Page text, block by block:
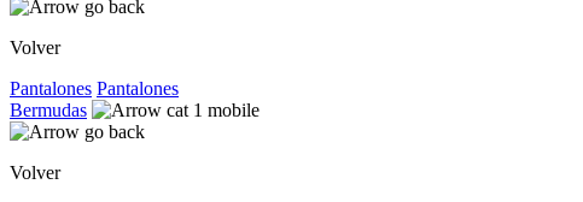
Volver
Pantalones Pantalones
Bermudas
Volver